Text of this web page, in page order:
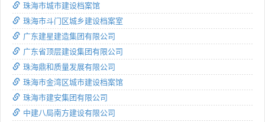
珠海市城市建设档案馆
珠海市斗门区城乡建设档案室
广东建星建造集团有限公司
广东省顶层建设集团有限公司
珠海鼎和质量发展有限公司
珠海市金湾区城市建设档案馆
珠海市建安集团有限公司
中建八局南方建设有限公司